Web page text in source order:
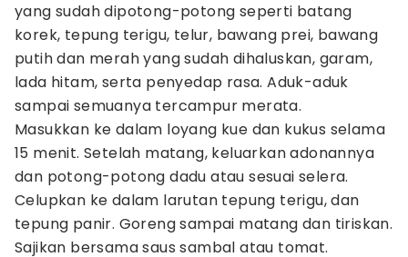
yang sudah dipotong-potong seperti batang
korek, tepung terigu, telur, bawang prei, bawang
putih dan merah yang sudah dihaluskan, garam,
lada hitam, serta penyedap rasa. Aduk-aduk
sampai semuanya tercampur merata.
Masukkan ke dalam loyang kue dan kukus selama
15 menit. Setelah matang, keluarkan adonannya
dan potong-potong dadu atau sesuai selera.
Celupkan ke dalam larutan tepung terigu, dan
tepung panir. Goreng sampai matang dan tiriskan.
Sajikan bersama saus sambal atau tomat.